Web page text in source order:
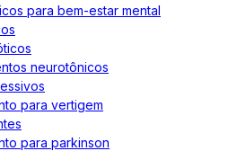
para bem-estar mental
neurotônicos
para vertigem
para parkinson